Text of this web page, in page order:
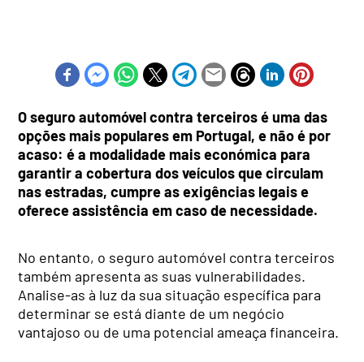
O seguro automóvel contra terceiros é uma das
opções mais populares em Portugal, e não é por
acaso: é a modalidade mais económica para
garantir a cobertura dos veículos que circulam
nas estradas, cumpre as exigências legais e
oferece assistência em caso de necessidade.
No entanto, o seguro automóvel contra terceiros
também apresenta as suas vulnerabilidades.
Analise-as à luz da sua situação específica para
determinar se está diante de um negócio
vantajoso ou de uma potencial ameaça financeira.